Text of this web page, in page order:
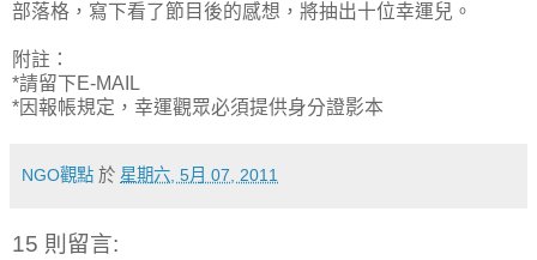
部落格，寫下看了節目後的感想，將抽出十位幸運兒。
附註：
*請留下E-MAIL
*因報帳規定，幸運觀眾必須提供身分證影本
NGO觀點 於 星期六, 5月 07, 2011
15 則留言: